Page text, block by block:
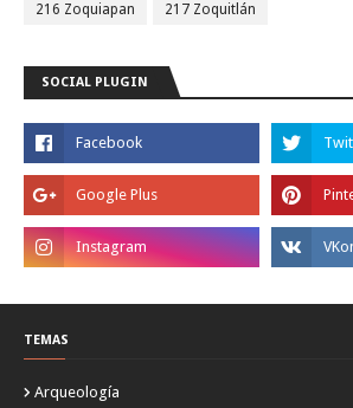
216 Zoquiapan 217 Zoquitlán
SOCIAL PLUGIN
TEMAS
Arqueología